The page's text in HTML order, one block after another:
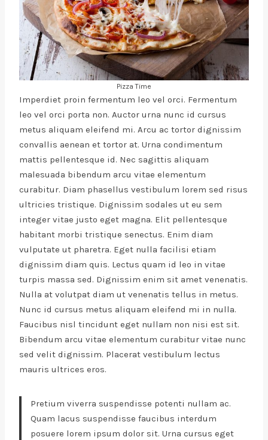
Pizza Time
Imperdiet proin fermentum leo vel orci. Fermentum
leo vel orci porta non. Auctor urna nunc id cursus
metus aliquam eleifend mi. Arcu ac tortor dignissim
convallis aenean et tortor at. Urna condimentum
mattis pellentesque id. Nec sagittis aliquam
malesuada bibendum arcu vitae elementum
curabitur. Diam phasellus vestibulum lorem sed risus
ultricies tristique. Dignissim sodales ut eu sem
integer vitae justo eget magna. Elit pellentesque
habitant morbi tristique senectus. Enim diam
vulputate ut pharetra. Eget nulla facilisi etiam
dignissim diam quis. Lectus quam id leo in vitae
turpis massa sed. Dignissim enim sit amet venenatis.
Nulla at volutpat diam ut venenatis tellus in metus.
Nunc id cursus metus aliquam eleifend mi in nulla.
Faucibus nisl tincidunt eget nullam non nisi est sit.
Bibendum arcu vitae elementum curabitur vitae nunc
sed velit dignissim. Placerat vestibulum lectus
mauris ultrices eros.
Pretium viverra suspendisse potenti nullam ac.
Quam lacus suspendisse faucibus interdum
posuere lorem ipsum dolor sit. Urna cursus eget